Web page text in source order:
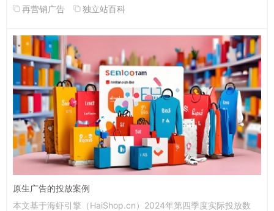
再营销广告
独立站百科
原生广告的投放案例
本文基于海虾引擎（HaiShop.cn）2024年第四季度实际投放数